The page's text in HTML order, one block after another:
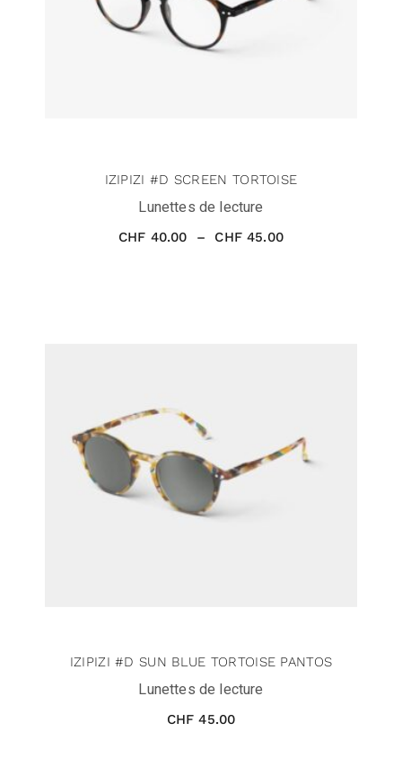
IZIPIZI #D SCREEN TORTOISE
Lunettes de lecture
CHF 40.00 – CHF45.00
IZIPIZI #D SUN BLUE TORTOISE PANTOS
Lunettes de lecture
CHF 45.00